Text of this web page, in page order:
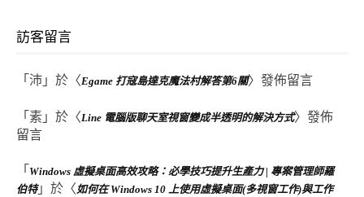
訪客留言
「 沛 」於〈Egame 打寇島達克魔法村解答第6關〉發佈留言
「 素 」於〈Line 電腦版聊天室視窗變成半透明的解決方式〉發佈
留言
「 Windows 虛擬桌面高效攻略：必學技巧提升生產力 | 專案管理師羅
伯特」於〈如何在 Windows 10 上使用虛擬桌面(多視窗工作)與工作